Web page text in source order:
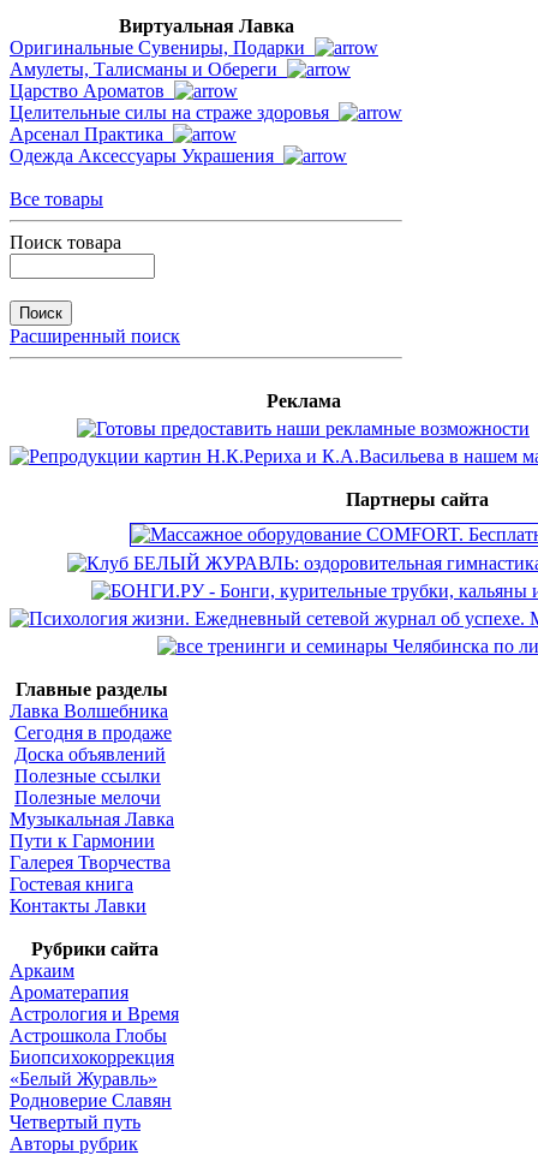
Виртуальная Лавка
Оригинальные Сувениры, Подарки
Амулеты, Талисманы и Обереги
Царство Ароматов
Целительные силы на страже здоровья
Арсенал Практика
Одежда Аксессуары Украшения
Все товары
Поиск товара
Расширенный поиск
Реклама
Партнеры сайта
Главные разделы
Лавка Волшебника
Сегодня в продаже
Доска объявлений
Полезные ссылки
Полезные мелочи
Музыкальная Лавка
Пути к Гармонии
Галерея Творчества
Гостевая книга
Контакты Лавки
Рубрики сайта
Аркаим
Ароматерапия
Астрология и Время
Астрошкола Глобы
Биопсихокоррекция
«Белый Журавль»
Родноверие Славян
Четвертый путь
Авторы рубрик